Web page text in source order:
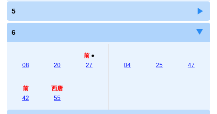
5
6
08 20
前 ●
27
前
42
西唐
55
04 25 47